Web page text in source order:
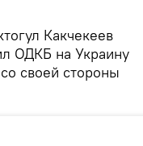
Какчекеев
ОДКБ на Украину
своей стороны